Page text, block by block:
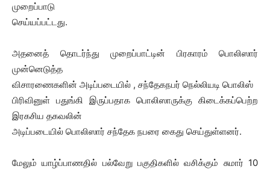
முறைப்பாடு
செய்யப்பட்டது.
அதனைத் தொடர்ந்து முறைப்பாட்டின் பிரகாரம் பொலிஸார்
முன்னெடுத்த
விசாரணைகளின் அடிப்படையில் , சந்தேகநபர் நெல்லியடி பொலிஸ்
பிரிவினுள் பதுங்கி இருப்பதாக பொலிஸாருக்கு கிடைக்கப்பெற்ற
இரகசிய தகவலின்
அடிப்படையில் பொலிஸார் சந்தேக நபரை கைது செய்துள்ளனர்.
மேலும் யாழ்ப்பாணதில் பல்வேறு பகுதிகளில் வசிக்கும் சுமார் 10